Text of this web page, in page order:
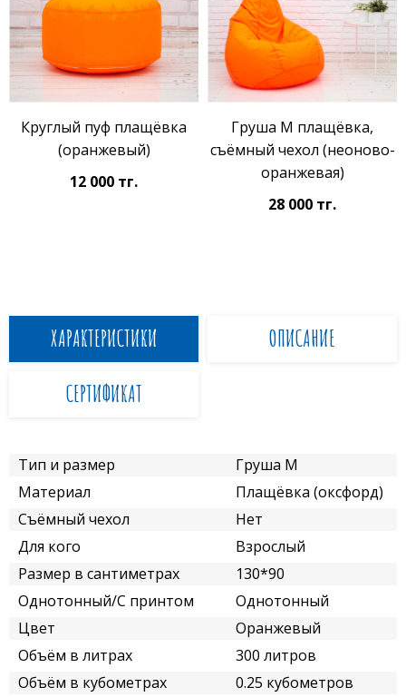
Круглый пуф плащёвка
(оранжевый)
12 000 тг.
Груша M плащёвка,
съёмный чехол (неоново-
оранжевая)
28 000 тг.
ХАРАКТЕРИСТИКИ
ОПИСАНИЕ
СЕРТИФИКАТ
Тип и размер
Груша M
Материал
Плащёвка (оксфорд)
Съёмный чехол
Нет
Для кого
Взрослый
Размер в сантиметрах
130*90
Однотонный/С принтом
Однотонный
Цвет
Оранжевый
Объём в литрах
300 литров
Объём в кубометрах
0.25 кубометров